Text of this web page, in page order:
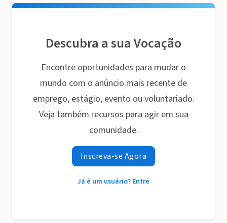
Descubra a sua Vocação
Encontre oportunidades para mudar o
mundo com o anúncio mais recente de
emprego, estágio, evento ou voluntariado.
Veja também recursos para agir em sua
comunidade.
Inscreva-se Agora
Já é um usuário? Entre